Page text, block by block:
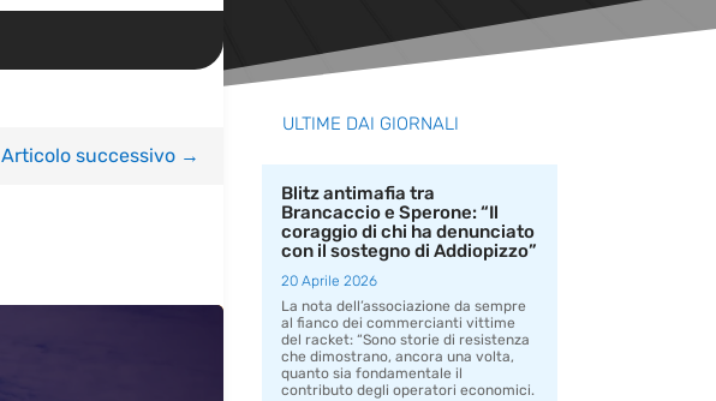
Articolo successivo→
ULTIME DAI GIORNALI
Blitz antimafia tra
Brancaccio e Sperone: “Il
coraggio di chi ha denunciato
con il sostegno di Addiopizzo”
20 Aprile 2026
La nota dell’associazione da sempre
al fianco dei commercianti vittime
del racket: “Sono storie di resistenza
che dimostrano, ancora una volta,
quanto sia fondamentale il
contributo degli operatori economici.